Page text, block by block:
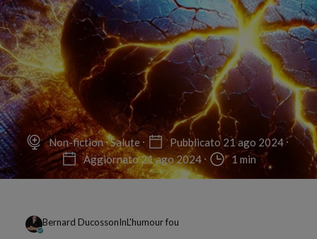
Non-fiction Salute
Pubblicato 21 ago 2024
Aggiornato 21 ago 2024
1 min
Bernard DucossonInL'humour fou